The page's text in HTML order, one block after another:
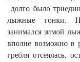
долго было
лыжные гонки.
занимался зимой
вполне возможно в
гребля отсеялась,